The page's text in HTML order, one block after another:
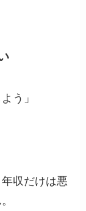
う」
収だけは悪